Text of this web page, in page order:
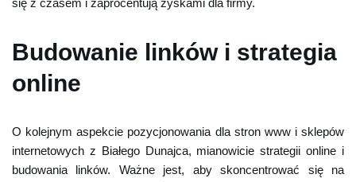
się z czasem i zaprocentują zyskami dla firmy.
Budowanie linków i strategia
online
O kolejnym aspekcie pozycjonowania dla stron www i sklepów
internetowych z Białego Dunajca, mianowicie strategii online i
budowania linków. Ważne jest, aby skoncentrować się na